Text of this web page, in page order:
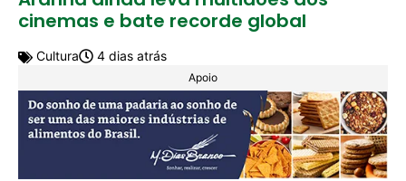
cinemas e bate recorde global
Cultura 4 dias atrás
Apoio